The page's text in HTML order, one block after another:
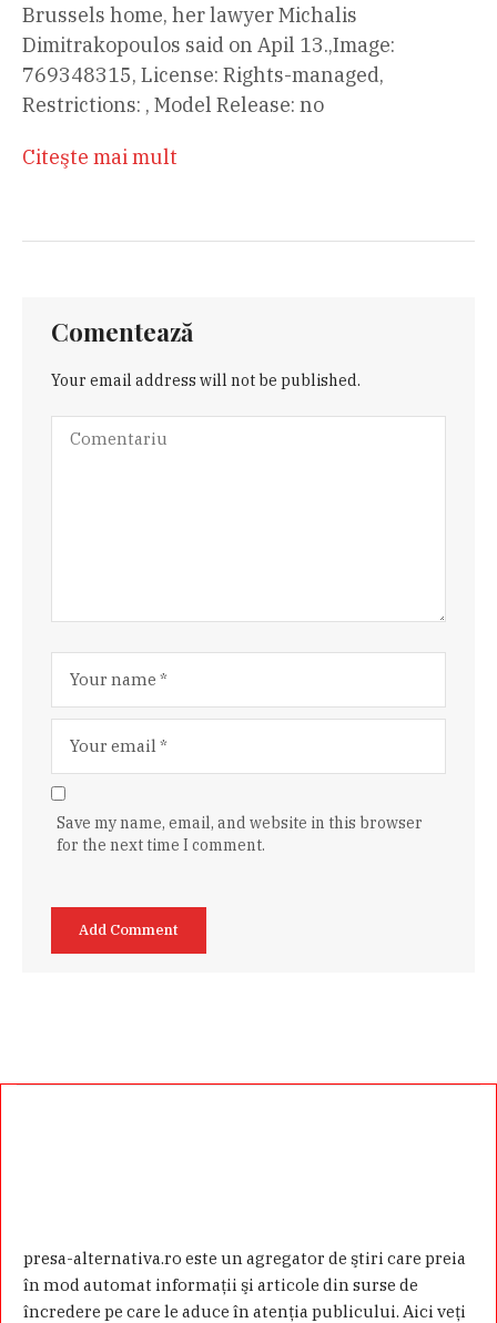
Brussels home, her lawyer Michalis
Dimitrakopoulos said on Apil 13.,Image:
769348315, License: Rights-managed,
Restrictions: , Model Release: no
Citeşte mai mult
Comentează
Your email address will not be published.
Save my name, email, and website in this browser
for the next time I comment.
presa-alternativa.ro este un agregator de ştiri care preia
în mod automat informaţii şi articole din surse de
încredere pe care le aduce în atenţia publicului. Aici veţi